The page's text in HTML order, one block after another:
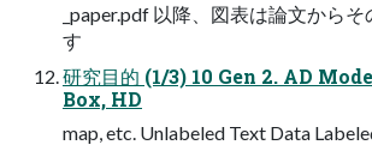
_paper.pdf 以降、図表は論⽂からそ
す
研究⽬的 (1/3) 10 Gen 2. AD
Box, HD
map, etc. Unlabeled Text Data